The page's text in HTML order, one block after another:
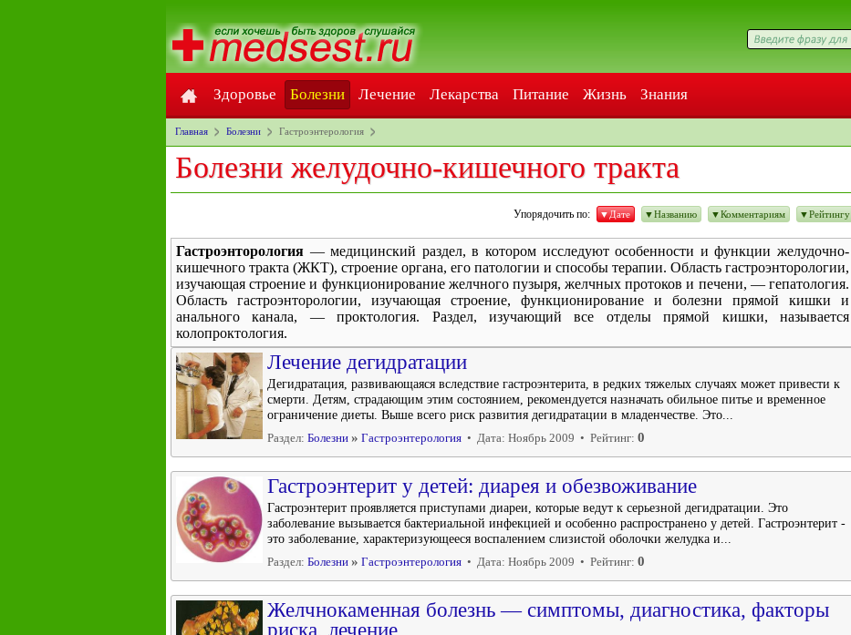
Здоровье Болезни Лечение Лекарства Питание Жизнь Знания
Главная Болезни Гастроэнтерология
Болезни желудочно-кишечного тракта
Упорядочить по: ▼Дате ▼Названию ▼Комментариям ▼Рейтингу
Гастроэнторология — медицинский раздел, в котором исследуют особенности и функции желудочно-
кишечного тракта (ЖКТ), строение органа, его патологии и способы терапии. Область гастроэнторологии,
изучающая строение и функционирование желчного пузыря, желчных протоков и печени, — гепатология.
Область гастроэнторологии, изучающая строение, функционирование и болезни прямой кишки и
анального канала, — проктология. Раздел, изучающий все отделы прямой кишки, называется
колопроктология.
Лечение дегидратации
Дегидратация, развивающаяся вследствие гастроэнтерита, в редких тяжелых случаях может привести к
смерти. Детям, страдающим этим состоянием, рекомендуется назначать обильное питье и временное
ограничение диеты. Выше всего риск развития дегидратации в младенчестве. Это...
Раздел: Болезни » Гастроэнтерология • Дата: Ноябрь 2009 • Рейтинг: 0
Гастроэнтерит у детей: диарея и обезвоживание
Гастроэнтерит проявляется приступами диареи, которые ведут к серьезной дегидратации. Это
заболевание вызывается бактериальной инфекцией и особенно распространено у детей. Гастроэнтерит -
это заболевание, характеризующееся воспалением слизистой оболочки желудка и...
Раздел: Болезни » Гастроэнтерология • Дата: Ноябрь 2009 • Рейтинг: 0
Желчнокаменная болезнь — симптомы, диагностика, факторы
риска, лечение